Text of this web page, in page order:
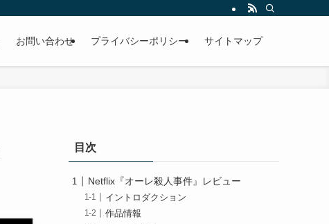
お問い合わせ プライバシーポリシー サイトマップ
目次
Netflix『オーレ殺人事件』レビュー
イントロダクション
作品情報